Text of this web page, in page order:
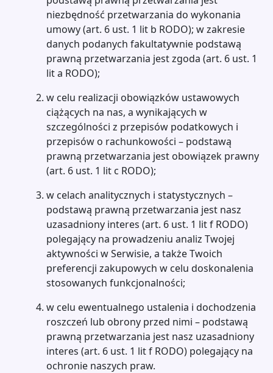
niezbędność przetwarzania do wykonania
umowy (art. 6 ust. 1 lit b RODO); w zakresie
danych podanych fakultatywnie podstawą
prawną przetwarzania jest zgoda (art. 6 ust. 1
lit a RODO);
w celu realizacji obowiązków ustawowych
ciążących na nas, a wynikających w
szczególności z przepisów podatkowych i
przepisów o rachunkowości – podstawą
prawną przetwarzania jest obowiązek prawny
(art. 6 ust. 1 lit c RODO);
w celach analitycznych i statystycznych –
podstawą prawną przetwarzania jest nasz
uzasadniony interes (art. 6 ust. 1 lit f RODO)
polegający na prowadzeniu analiz Twojej
aktywności w Serwisie, a także Twoich
preferencji zakupowych w celu doskonalenia
stosowanych funkcjonalności;
w celu ewentualnego ustalenia i dochodzenia
roszczeń lub obrony przed nimi – podstawą
prawną przetwarzania jest nasz uzasadniony
interes (art. 6 ust. 1 lit f RODO) polegający na
ochronie naszych praw.